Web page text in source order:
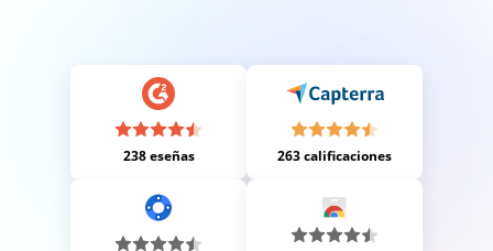
238 eseñas 263 calificaciones